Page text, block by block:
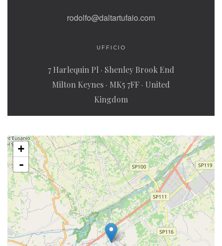
rodolfo@daltartufaio.com
UFFICIO
7 Harlequin Pl · Shenley Brook End
Milton Keynes · MK5 7FF · United
Kingdom
+
-